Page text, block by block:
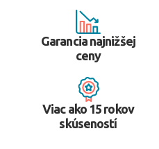
Garancia najnižšej
ceny
Viac ako 15 rokov
skúseností